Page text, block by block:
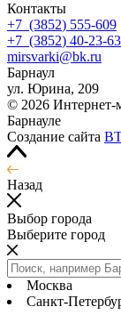
Контакты
+7 (3852) 555-609
+7 (3852) 40-23-63
mirsvarki@bk.ru
Барнаул
ул. Юрина, 209
© 2026 Интернет-
Барнауле
Создание сайта
Назад
Выбор города
Выберите город
Москва
Санкт-